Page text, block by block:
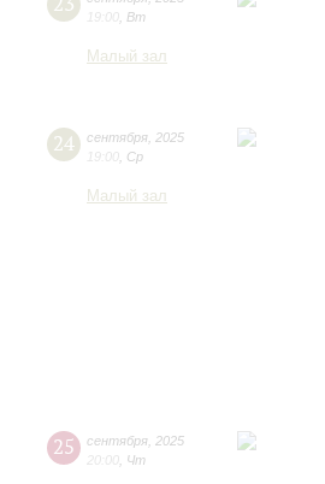
19:00 Вт
Малый зал
24 сентября 2025
19:00 Ср
Малый зал
25 сентября 2025
20:00 Чт